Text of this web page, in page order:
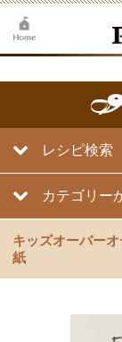
レシピ検索
カテゴリー
キッズオーバー
紙